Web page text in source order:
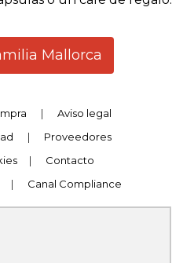
Mallorca
|
Aviso legal
|
Proveedores
|
Contacto
| Canal Compliance